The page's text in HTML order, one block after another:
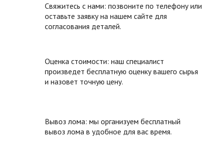
Свяжитесь с нами: позвоните по телефону или
оставьте заявку на нашем сайте для
согласования деталей.
Оценка стоимости: наш специалист
произведет бесплатную оценку вашего сырья
и назовет точную цену.
Вывоз лома: мы организуем бесплатный
вывоз лома в удобное для вас время.